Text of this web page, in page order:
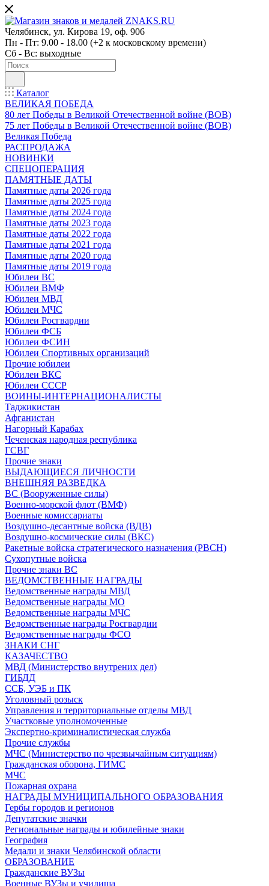
Челябинск, ул. Кирова 19, оф. 906
Пн - Пт: 9.00 - 18.00 (+2 к московскому времени)
Сб - Вс: выходные
Каталог
ВЕЛИКАЯ ПОБЕДА
80 лет Победы в Великой Отечественной войне (ВОВ)
75 лет Победы в Великой Отечественной войне (ВОВ)
Великая Победа
РАСПРОДАЖА
НОВИНКИ
СПЕЦОПЕРАЦИЯ
ПАМЯТНЫЕ ДАТЫ
Памятные даты 2026 года
Памятные даты 2025 года
Памятные даты 2024 года
Памятные даты 2023 года
Памятные даты 2022 года
Памятные даты 2021 года
Памятные даты 2020 года
Памятные даты 2019 года
Юбилеи ВС
Юбилеи ВМФ
Юбилеи МВД
Юбилеи МЧС
Юбилеи Росгвардии
Юбилеи ФСБ
Юбилеи ФСИН
Юбилеи Спортивных организаций
Прочие юбилеи
Юбилеи ВКС
Юбилеи СССР
ВОИНЫ-ИНТЕРНАЦИОНАЛИСТЫ
Таджикистан
Афганистан
Нагорный Карабах
Чеченская народная республика
ГСВГ
Прочие знаки
ВЫДАЮЩИЕСЯ ЛИЧНОСТИ
ВНЕШНЯЯ РАЗВЕДКА
ВС (Вооруженные силы)
Военно-морской флот (ВМФ)
Военные комиссариаты
Воздушно-десантные войска (ВДВ)
Воздушно-космические силы (ВКС)
Ракетные войска стратегического назначения (РВСН)
Сухопутные войска
Прочие знаки ВС
ВЕДОМСТВЕННЫЕ НАГРАДЫ
Ведомственные награды МВД
Ведомственные награды МО
Ведомственные награды МЧС
Ведомственные награды Росгвардии
Ведомственные награды ФСО
ЗНАКИ СНГ
КАЗАЧЕСТВО
МВД (Министерство внутрених дел)
ГИБДД
ССБ, УЭБ и ПК
Уголовный розыск
Управления и территориальные отделы МВД
Участковые уполномоченные
Экспертно-криминалистическая служба
Прочие службы
МЧС (Министерство по чрезвычайным ситуациям)
Гражданская оборона, ГИМС
МЧС
Пожарная охрана
НАГРАДЫ МУНИЦИПАЛЬНОГО ОБРАЗОВАНИЯ
Гербы городов и регионов
Депутатские значки
Региональные награды и юбилейные знаки
География
Медали и знаки Челябинской области
ОБРАЗОВАНИЕ
Гражданские ВУЗы
Военные ВУЗы и училища